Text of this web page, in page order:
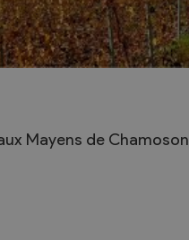
Mayens de Chamoson